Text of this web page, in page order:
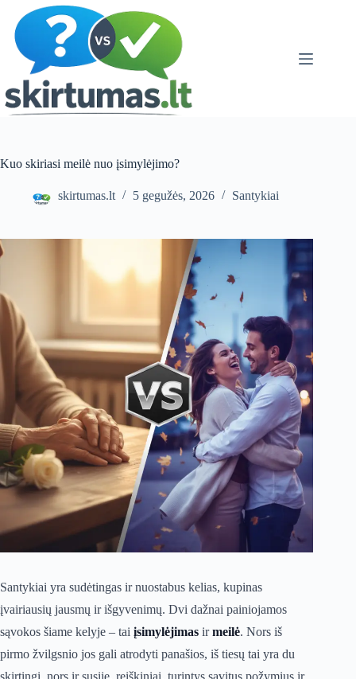
content
Kuo skiriasi meilė nuo įsimylėjimo?
skirtumas.lt 5 gegužės, 2026 Santykiai
Santykiai yra sudėtingas ir nuostabus kelias, kupinas
įvairiausių jausmų ir išgyvenimų. Dvi dažnai painiojamos
sąvokos šiame kelyje – tai įsimylėjimas irmeilė. Nors iš
pirmo žvilgsnio jos gali atrodyti panašios, iš tiesų tai yra du